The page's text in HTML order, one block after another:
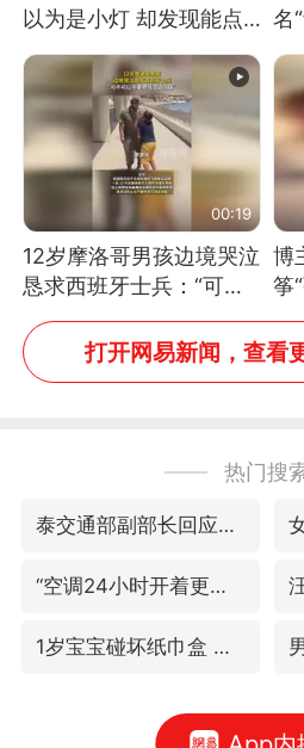
以为是小灯 却发现能点
燃香烟 当事人：已报警
处理
名
00:19
12岁摩洛哥男孩边境哭泣
恳求西班牙士兵：“可不
可以不要把我遣返回国”
博
筝
像
吗
打开网易新闻，查看
热门搜
泰交通部副部长回应中国人遭歧视手势
“空调24小时开着更省电”不实
1岁宝宝碰坏纸巾盒 宝妈被索赔924元